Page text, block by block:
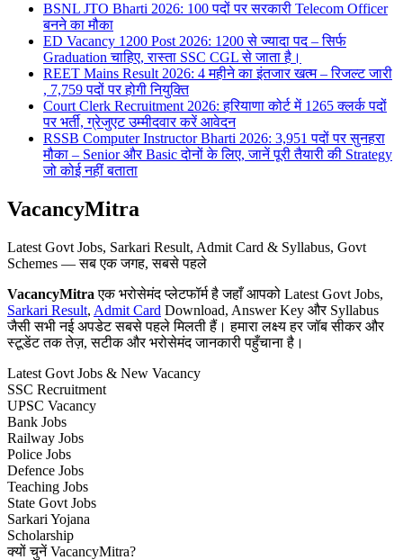
BSNL JTO Bharti 2026: 100 पदों पर सरकारी Telecom Officer
बनने का मौका
ED Vacancy 1200 Post 2026: 1200 से ज्यादा पद – सिर्फ
Graduation चाहिए, रास्ता SSC CGL से जाता है।
REET Mains Result 2026: 4 महीने का इंतजार खत्म – रिजल्ट जारी
, 7,759 पदों पर होगी नियुक्ति
Court Clerk Recruitment 2026: हरियाणा कोर्ट में 1265 क्लर्क पदों
पर भर्ती, ग्रेजुएट उम्मीदवार करें आवेदन
RSSB Computer Instructor Bharti 2026: 3,951 पदों पर सुनहरा
मौका – Senior और Basic दोनों के लिए, जानें पूरी तैयारी की Strategy
जो कोई नहीं बताता
VacancyMitra
Latest Govt Jobs, Sarkari Result, Admit Card & Syllabus, Govt
Schemes — सब एक जगह, सबसे पहले
VacancyMitra एक भरोसेमंद प्लेटफॉर्म है जहाँ आपको Latest Govt Jobs,
Sarkari Result, Admit Card Download, Answer Key और Syllabus
जैसी सभी नई अपडेट सबसे पहले मिलती हैं। हमारा लक्ष्य हर जॉब सीकर और
स्टूडेंट तक तेज़, सटीक और भरोसेमंद जानकारी पहुँचाना है।
Latest Govt Jobs & New Vacancy
SSC Recruitment
UPSC Vacancy
Bank Jobs
Railway Jobs
Police Jobs
Defence Jobs
Teaching Jobs
State Govt Jobs
Sarkari Yojana
Scholarship
क्यों चुनें VacancyMitra?